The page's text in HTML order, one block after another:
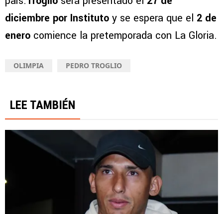
diciembre por Instituto y se espera que el 2 de
enero comience la pretemporada con La Gloria.
OLIMPIA PEDRO TROGLIO
LEE TAMBIÉN